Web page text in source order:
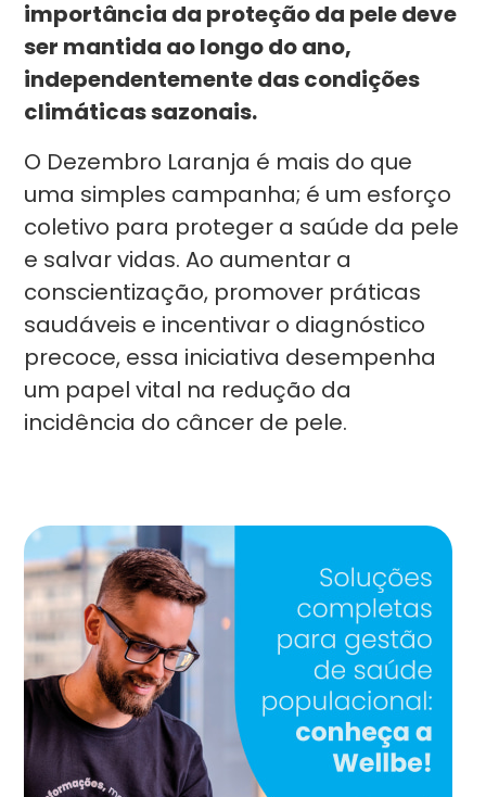
importância da proteção da pele deve
ser mantida ao longo do ano,
independentemente das condições
climáticas sazonais.
O Dezembro Laranja é mais do que
uma simples campanha; é um esforço
coletivo para proteger a saúde da pele
e salvar vidas. Ao aumentar a
conscientização, promover práticas
saudáveis e incentivar o diagnóstico
precoce, essa iniciativa desempenha
um papel vital na redução da
incidência do câncer de pele.